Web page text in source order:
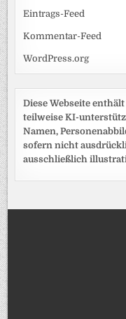
Eintrags-Feed
Kommentar-Feed
WordPress.org
Diese Webseite
teilweise KI-
Namen,
sofern nicht
ausschließlich